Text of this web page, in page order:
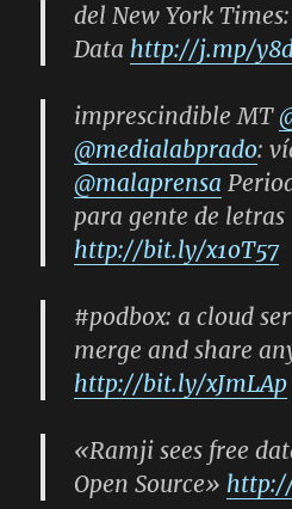
delNew York
Data http://j.mp/
imprescindible MT
@medialabprado:
@malaprensa
para gente de letras
http://bit.ly/x1oT57
#podbox: a cloud
merge and share
http://bit.ly/xJmLAp
«Ramji sees free
Open Source»